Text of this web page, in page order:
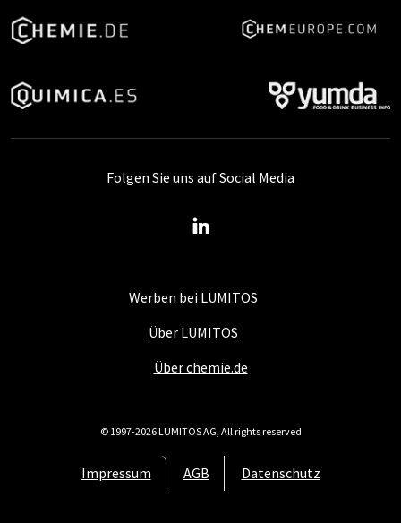
Werben bei LUMITOS
Über LUMITOS
Über chemie.de
Impressum AGB Datenschutz
Folgen Sie uns auf Social Media
© 1997-2026 LUMITOS AG, All rights reserved